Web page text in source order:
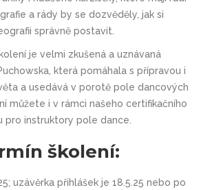
a rády by se dozvěděly, jak si
správně postavit.
je velmi zkušená a uznávaná
která pomáhala s přípravou i
a usedává v porotě pole dancových
můžete i v rámci našeho certifikačního
pro instruktory pole dance.
školení:
uzávěrka přihlášek je 18.5.25 nebo po